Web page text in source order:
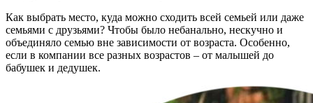
Как выбрать место, куда можно сходить всей семьей или даже
семьями с друзьями? Чтобы было небанально, нескучно и
объединяло семью вне зависимости от возраста. Особенно,
если в компании все разных возрастов – от малышей до
бабушек и дедушек.